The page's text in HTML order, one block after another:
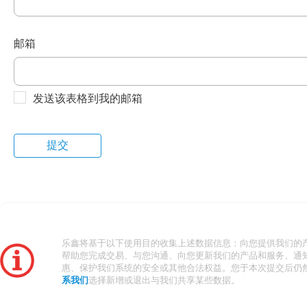
邮箱
发送该表格到我的邮箱
乐鑫将基于以下使用目的收集上述数据信息：向您提供我们的
帮助您完成交易、与您沟通、向您更新我们的产品和服务、通
惠、保护我们系统的安全或其他合法权益。您于本次提交后仍
系我们 选择新增或退出与我们共享某些数据。